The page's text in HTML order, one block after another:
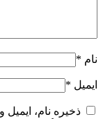
نام *
ایمیل *
ذخیره نام،